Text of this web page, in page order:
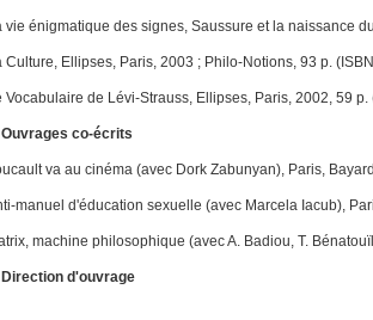
vie énigmatique des signes, Saussure et la naissance
Culture , Ellipses, Paris, 2003 ; Philo-Notions, 93 p.
Vocabulaire de Lévi-Strauss , Ellipses, Paris, 2002, 59
Ouvrages co-écrits
va au cinéma (avec Dork Zabunyan), Paris,
manuel d'éducation sexuelle (avec Marcela Iacub),
machine philosophique (avec A. Badiou, T.
Direction d'ouvrage